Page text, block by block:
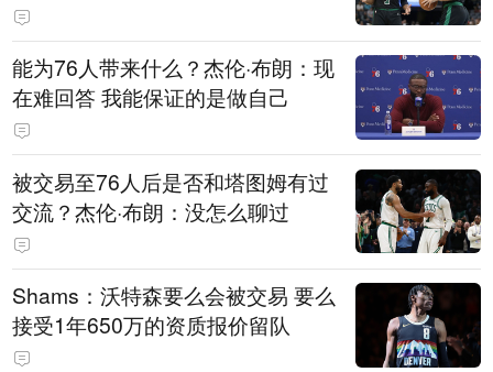
能为76人带来什么？杰伦·布朗：现
在难回答 我能保证的是做自己
被交易至76人后是否和塔图姆有过
交流？杰伦·布朗：没怎么聊过
Shams：沃特森要么会被交易 要么
接受1年650万的资质报价留队